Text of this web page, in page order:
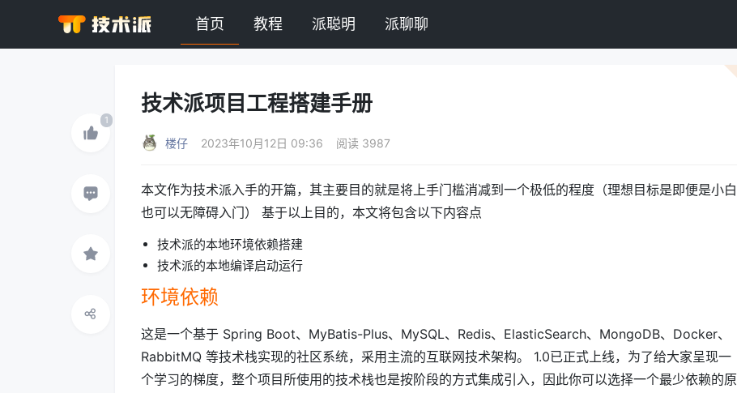
首页 教程 派聪明 派聊聊
技术派项目工程搭建手册
楼仔 2023年10月12日 09:36 阅读 3987
本文作为技术派入手的开篇，其主要目的就是将上手门槛消减到一个极低的程度（理想目标是即便是小白
也可以无障碍入门） 基于以上目的，本文将包含以下内容点
技术派的本地环境依赖搭建
技术派的本地编译启动运行
环境依赖
这是一个基于 Spring Boot、MyBatis-Plus、MySQL、Redis、ElasticSearch、MongoDB、Docker、
RabbitMQ 等技术栈实现的社区系统，采用主流的互联网技术架构。 1.0已正式上线，为了给大家呈现一
个学习的梯度，整个项目所使用的技术栈也是按阶段的方式集成引入，因此你可以选择一个最少依赖的原